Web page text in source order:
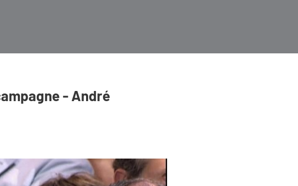
- André